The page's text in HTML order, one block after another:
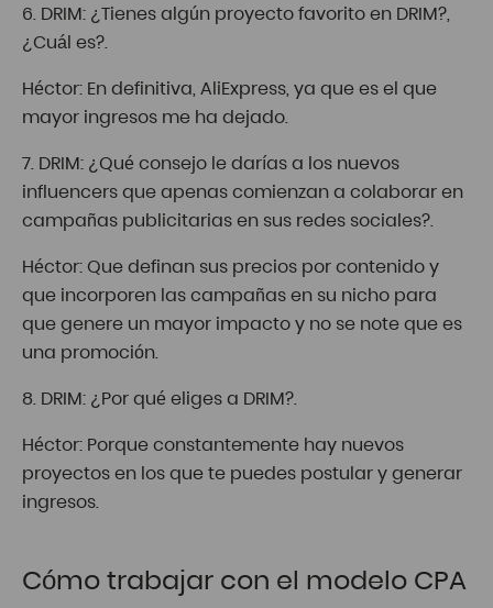
6. DRIM: ¿Tienes algún proyecto favorito en DRIM?,
¿Cuál es?.
Héctor: En definitiva, AliExpress, ya que es el que
mayor ingresos me ha dejado.
7. DRIM: ¿Qué consejo le darías a los nuevos
influencers que apenas comienzan a colaborar en
campañas publicitarias en sus redes sociales?.
Héctor: Que definan sus precios por contenido y
que incorporen las campañas en su nicho para
que genere un mayor impacto y no se note que es
una promoción.
8. DRIM: ¿Por qué eliges a DRIM?.
Héctor: Porque constantemente hay nuevos
proyectos en los que te puedes postular y generar
ingresos.
Cómo trabajar con el modelo CPA